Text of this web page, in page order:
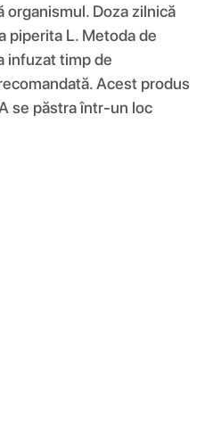
Doza zilnică
piperita L. Metoda de
infuzat timp de
Acest produs
se păstra într-un loc